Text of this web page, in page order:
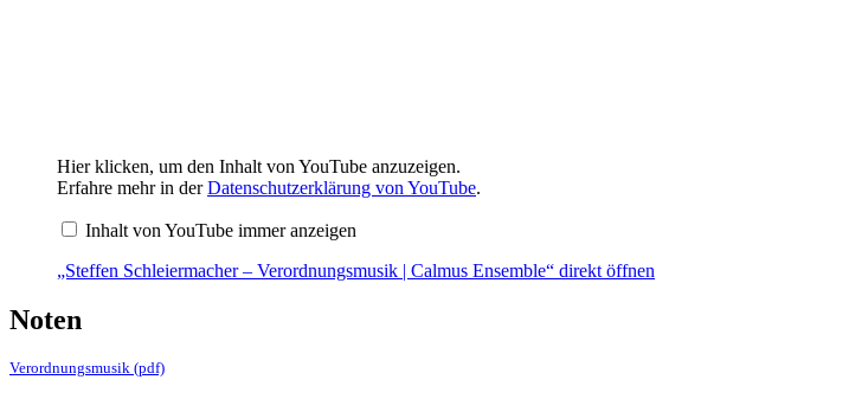
„Steffen
Schleiermacher
–
Ensemble“
anzeigen
Hier klicken, um den Inhalt von YouTube anzuzeigen.
Erfahre mehr in derDatenschutzerklärung von YouTube.
Inhalt von YouTube immer anzeigen
„Steffen Schleiermacher – Verordnungsmusik | Calmus Ensemble“ direkt öffnen
Noten
Verordnungsmusik (pdf)